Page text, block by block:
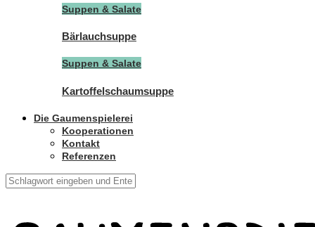
Suppen & Salate
Bärlauchsuppe
Suppen & Salate
Kartoffelschaumsuppe
Die Gaumenspielerei
Kooperationen
Kontakt
Referenzen